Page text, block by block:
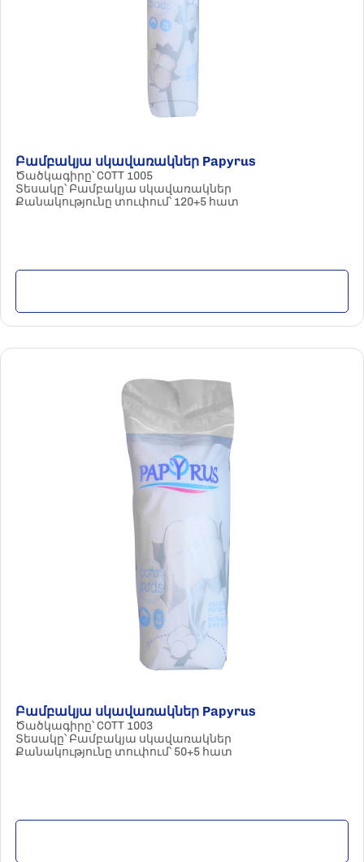
Բամբակյա սկավառակներ Papyrus
Ծածկագիրը՝ COTT 1005
Տեսակը՝ Բամբակյա սկավառակներ
Քանակությունը տուփում՝ 120+5 հատ
Բամբակյա սկավառակներ Papyrus
Ծածկագիրը՝ COTT 1003
Տեսակը՝ Բամբակյա սկավառակներ
Քանակությունը տուփում՝ 50+5 հատ